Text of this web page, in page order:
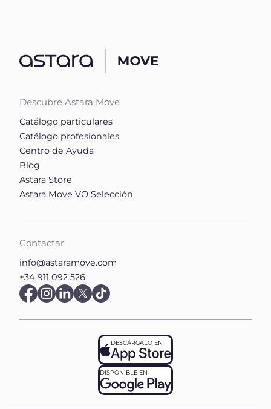
Descubre Astara Move
Catálogo particulares
Catálogo profesionales
Centro de Ayuda
Blog
Astara Store
Astara Move VO Selección
Contactar
info@astaramove.com
+34 911 092 526
DESCÁRGALO EN
DISPONIBLE EN